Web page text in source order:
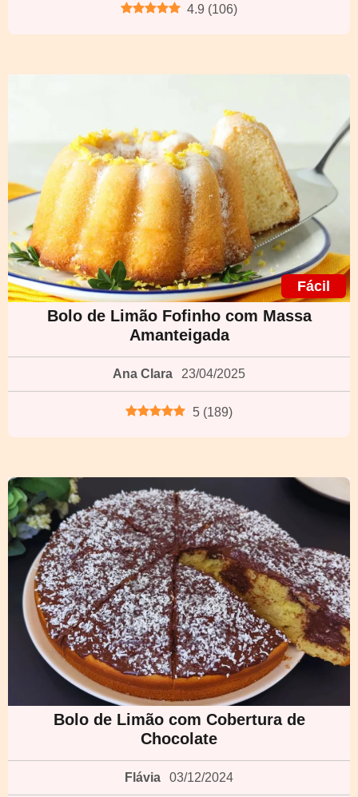
4.9 (106)
Fácil
Bolo de Limão Fofinho com Massa
Amanteigada
Ana Clara 23/04/2025
5 (189)
Bolo de Limão com Cobertura de
Chocolate
Flávia 03/12/2024